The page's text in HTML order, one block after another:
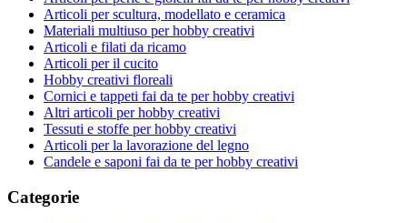
Articoli per scultura, modellato e ceramica
Materiali multiuso per hobby creativi
Articoli e filati da ricamo
Articoli per il cucito
Hobby creativi floreali
Cornici e tappeti fai da te per hobby creativi
Altri articoli per hobby creativi
Tessuti e stoffe per hobby creativi
Articoli per la lavorazione del legno
Candele e saponi fai da te per hobby creativi
Categorie